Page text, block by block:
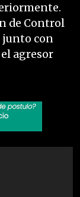
de Control
junto con
agresor